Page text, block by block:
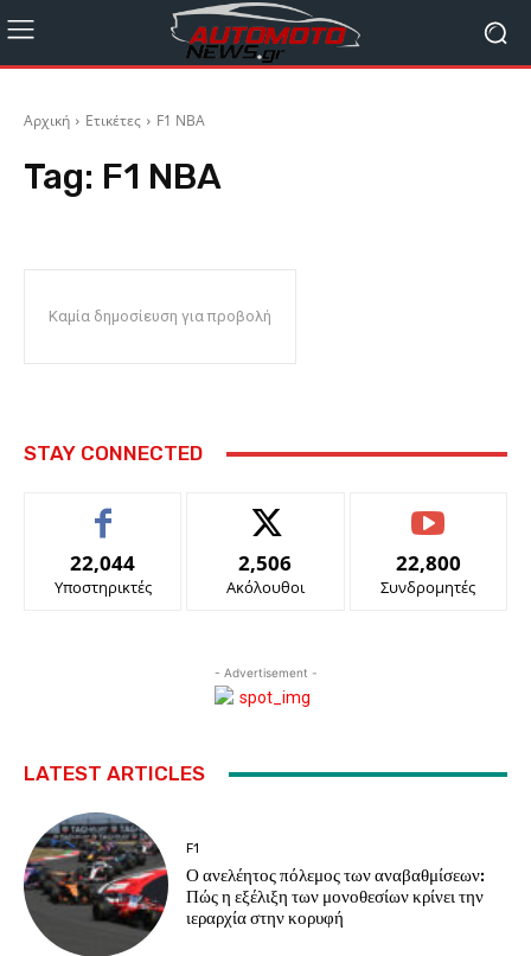
Αρχική Ετικέτες F1 NBA
Tag: F1 NBA
Καμία δημοσίευση για προβολή
STAY CONNECTED
22,044
Υποστηρικτές
2,506
Ακόλουθοι
22,800
Συνδρομητές
- Advertisement -
LATEST ARTICLES
F1
Ο ανελέητος πόλεμος των αναβαθμίσεων:
Πώς η εξέλιξη των μονοθεσίων κρίνει την
ιεραρχία στην κορυφή